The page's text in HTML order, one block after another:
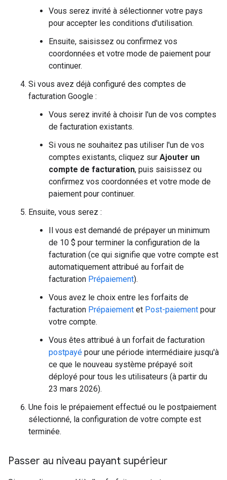
Vous serez invité à sélectionner votre pays
pour accepter les conditions d'utilisation.
Ensuite, saisissez ou confirmez vos
coordonnées et votre mode de paiement pour
continuer.
Si vous avez déjà configuré des comptes de
facturation Google :
Vous serez invité à choisir l'un de vos comptes
de facturation existants.
Si vous ne souhaitez pas utiliser l'un de vos
comptes existants, cliquez sur Ajouter un
compte de facturation, puis saisissez ou
confirmez vos coordonnées et votre mode de
paiement pour continuer.
Ensuite, vous serez :
Il vous est demandé de prépayer un minimum
de 10 $ pour terminer la configuration de la
facturation (ce qui signifie que votre compte est
automatiquement attribué au forfait de
facturation Prépaiement).
Vous avez le choix entre les forfaits de
facturation Prépaiement et Post-paiement pour
votre compte.
Vous êtes attribué à un forfait de facturation
postpayé pour une période intermédiaire jusqu'à
ce que le nouveau système prépayé soit
déployé pour tous les utilisateurs (à partir du
23 mars 2026).
Une fois le prépaiement effectué ou le postpaiement
sélectionné, la configuration de votre compte est
terminée.
Passer au niveau payant supérieur